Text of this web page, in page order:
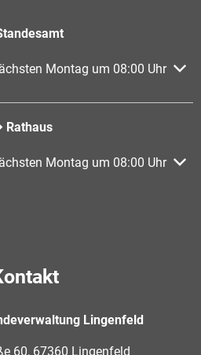
oder Schließzeiten
Montag um 08:00 Uhr
Rathaus
oder Schließzeiten
Montag um 08:00 Uhr
Lingenfeld
60, 67360 Lingenfeld